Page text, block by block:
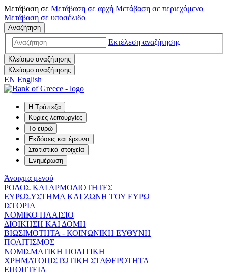
Μετάβαση σε Μετάβαση σε αρχή Μετάβαση σε περιεχόμενο
Μετάβαση σε υποσέλιδο
Αναζήτηση
Εκτέλεση αναζήτησης
Κλείσιμο αναζήτησης
Κλείσιμο αναζήτησης
EN English
Η Τράπεζα
Κύριες λειτουργίες
Το ευρώ
Εκδόσεις και έρευνα
Στατιστικά στοιχεία
Ενημέρωση
Άνοιγμα μενού
ΡΟΛΟΣ ΚΑΙ ΑΡΜΟΔΙΟΤΗΤΕΣ
ΕΥΡΩΣΥΣΤΗΜΑ ΚΑΙ ΖΩΝΗ ΤΟΥ ΕΥΡΩ
ΙΣΤΟΡΙΑ
ΝΟΜΙΚΟ ΠΛΑΙΣΙΟ
ΔΙΟΙΚΗΣΗ ΚΑΙ ΔΟΜΗ
ΒΙΩΣΙΜΟΤΗΤΑ - ΚΟΙΝΩΝΙΚΗ ΕΥΘΥΝΗ
ΠΟΛΙΤΙΣΜΟΣ
ΝΟΜΙΣΜΑΤΙΚΗ ΠΟΛΙΤΙΚΗ
ΧΡΗΜΑΤΟΠΙΣΤΩΤΙΚΗ ΣΤΑΘΕΡΟΤΗΤΑ
ΕΠΟΠΤΕΙΑ